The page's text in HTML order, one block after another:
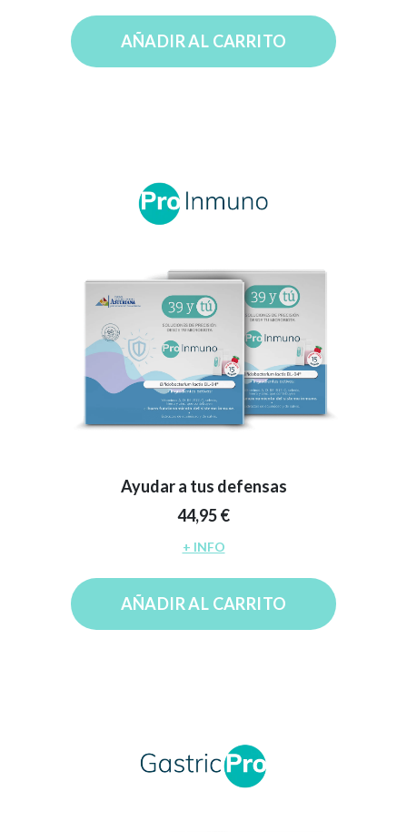
AÑADIR AL CARRITO
Ayudar a tus defensas
44,95 €
+ INFO
AÑADIR AL CARRITO